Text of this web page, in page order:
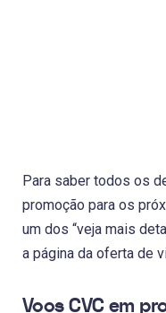
Para saber todos os
promoção para os
um dos “veja mais
a página da oferta de
Voos CVC em